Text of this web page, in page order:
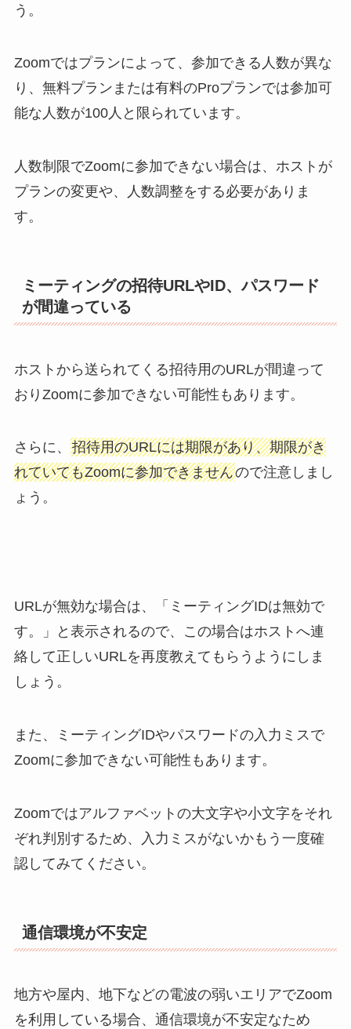
う。
Zoomではプランによって、参加できる人数が異な
り、無料プランまたは有料のProプランでは参加可
能な人数が100人と限られています。
人数制限でZoomに参加できない場合は、ホストが
プランの変更や、人数調整をする必要がありま
す。
ミーティングの招待URLやID、パスワード
が間違っている
ホストから送られてくる招待用のURLが間違って
おりZoomに参加できない可能性もあります。
さらに、 招待用のURLには期限があり、期限がき
れていてもZoomに参加できませんので注意しまし
ょう。
URLが無効な場合は、「ミーティングIDは無効で
す。」と表示されるので、この場合はホストへ連
絡して正しいURLを再度教えてもらうようにしま
しょう。
また、ミーティングIDやパスワードの入力ミスで
Zoomに参加できない可能性もあります。
Zoomではアルファベットの大文字や小文字をそれ
ぞれ判別するため、入力ミスがないかもう一度確
認してみてください。
通信環境が不安定
地方や屋内、地下などの電波の弱いエリアでZoom
を利用している場合、通信環境が不安定なため